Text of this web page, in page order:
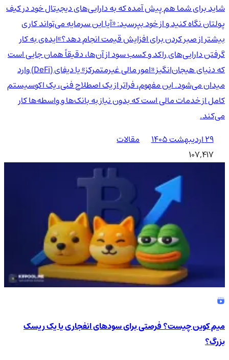
شاید برای شما هم پیش آمده که به دارایی‌های دیجیتال خود در کیف
پولتان نگاه کنید و از خود بپرسید: «آیا این سرمایه می‌تواند کاری
بیشتر از صبر کردن برای افزایش قیمت انجام دهد؟»ایده‌ی به کار
گرفتن دارایی‌های راکد و کسب سود از آن‌ها، دقیقاً همان جایی است
که دنیای هیجان‌انگیز «امور مالی غیرمتمرکز» یا دیفای (DeFi) وارد
میدان می‌شود. این مفهوم، فراتر از یک اصطلاح فنی، یک اکوسیستم
کامل از خدمات مالی است که بدون نیاز به بانک‌ها و واسطه‌ها کار
می‌کند.
۲۹ اردیبهشت ۱۴۰۵
مقالات
107,417
میم کوین چیست؟ فرصتی برای سودهای انفجاری یا یک ریسک
بزرگ؟